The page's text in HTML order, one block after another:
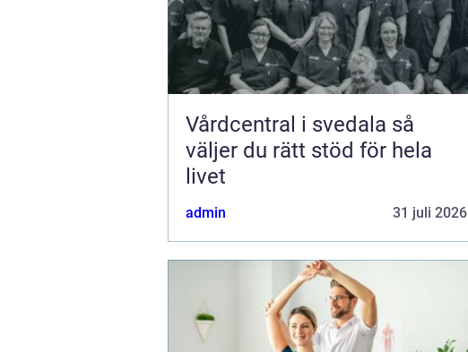
Vårdcentral i svedala så
väljer du rätt stöd för hela
livet
admin 31 juli 2026